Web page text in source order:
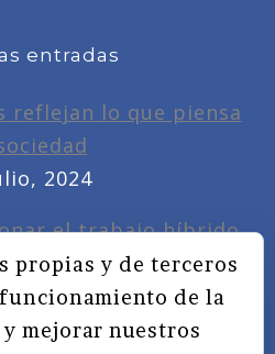
entradas
reflejan lo que piensa
2024
el trabajo híbrido
2022
sociales y educación
2019
propias y de terceros
de la
mejorar nuestros